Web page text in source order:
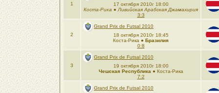
1
17 октября 2010г 18:00
Коста-Рика ● Ливийская Арабская Джамахирия
3:3
2
Grand Prix de Futsal 2010
18 октября 2010г 18:45
Коста-Рика ● Бразилия
0:8
3
Grand Prix de Futsal 2010
19 октября 2010г 18:00
Чешская Республика ● Коста-Рика
7:2
Grand Prix de Futsal 2010